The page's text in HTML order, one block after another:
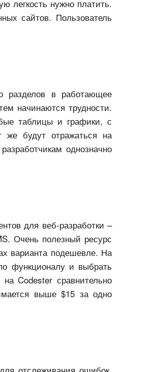
легкость нужно платить.
сайтов. Пользователь
разделов в работающее
начинаются трудности.
таблицы и графики, с
будут отражаться на
однозначно
для веб-разработки –
Очень полезный ресурс
варианта подешевле. На
функционалу и выбрать
Codester сравнительно
выше $15 за одно